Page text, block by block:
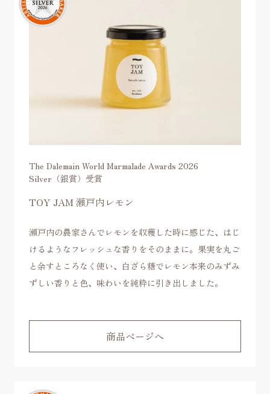
The Dalemain World Marmalade Awards 2026
Silver（銀賞）受賞
TOY JAM 瀬戸内レモン
瀬戸内の農家さんでレモンを収穫した時に感じた、はじ
けるようなフレッシュな香りをそのままに。果実を丸ご
と余すところなく使い、白ざら糖でレモン本来のみずみ
ずしい香りと色、味わいを純粋に引き出しました。
商品ページへ